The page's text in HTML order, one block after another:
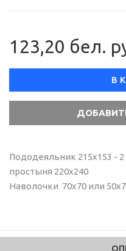
123,20 бел.
В
Пододеяльник 215х153 - 2
простыня 220х240
Наволочки 70х70 или